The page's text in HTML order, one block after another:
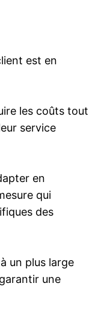
est en
les coûts tout
service
en
qui
des
un plus large
une